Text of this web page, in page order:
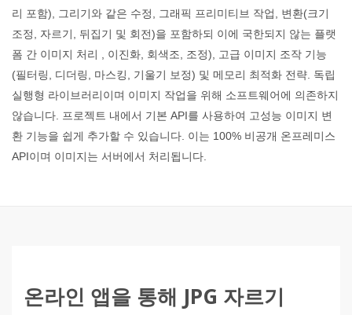
리 포함), 그리기와 같은 수정, 그래픽 프리미티브 작업, 변환(크기
조정, 자르기, 뒤집기 및 회전)을 포함하되 이에 국한되지 않는 플랫
폼 간 이미지 처리 , 이진화, 회색조, 조정), 고급 이미지 조작 기능
(필터링, 디더링, 마스킹, 기울기 보정) 및 메모리 최적화 전략. 독립
실행형 라이브러리이며 이미지 작업을 위해 소프트웨어에 의존하지
않습니다. 프로젝트 내에서 기본 API를 사용하여 고성능 이미지 변
환 기능을 쉽게 추가할 수 있습니다. 이는 100% 비공개 온프레미스
API이며 이미지는 서버에서 처리됩니다.
온라인 앱을 통해 JPG 자르기